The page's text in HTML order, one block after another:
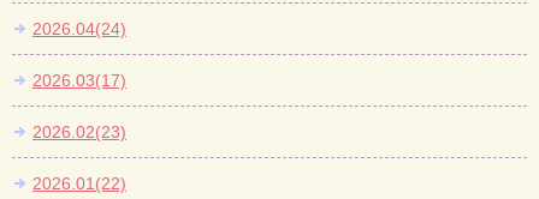
2026.04(24)
2026.03(17)
2026.02(23)
2026.01(22)